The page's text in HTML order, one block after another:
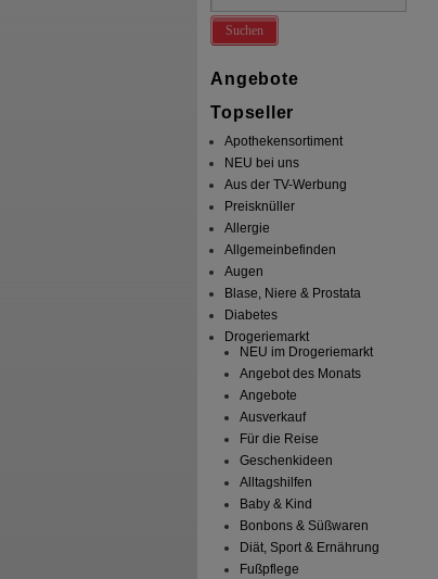
Suchen
Angebote
Topseller
Apothekensortiment
NEU bei uns
Aus der TV-Werbung
Preisknüller
Allergie
Allgemeinbefinden
Augen
Blase, Niere & Prostata
Diabetes
Drogeriemarkt
NEU im Drogeriemarkt
Angebot des Monats
Angebote
Ausverkauf
Für die Reise
Geschenkideen
Alltagshilfen
Baby & Kind
Bonbons & Süßwaren
Diät, Sport & Ernährung
Fußpflege